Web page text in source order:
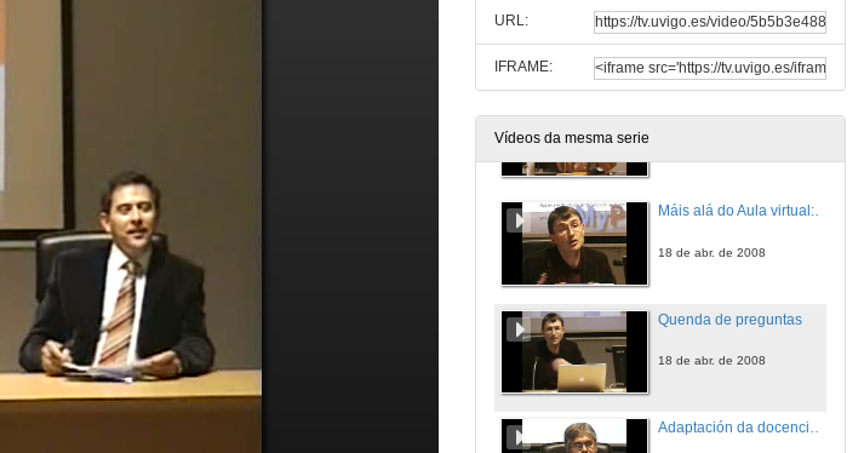
URL:
IFRAME:
Vídeos da mesma serie
4 de abr. de 2008
Máis alá do Aula virtual: ¿Entornos persoais da aprendizaxe?
18 de abr. de 2008
Quenda de preguntas
18 de abr. de 2008
Adaptación da docencia ao EEES: Noticias dende o frente